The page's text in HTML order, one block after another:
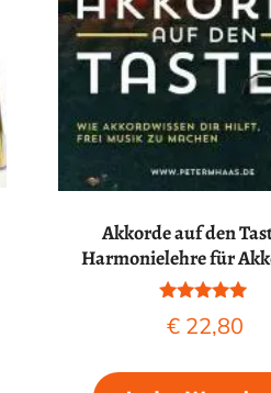
Akkorde auf den
Harmonielehre für
Bewertet mit
5.00
€22,80